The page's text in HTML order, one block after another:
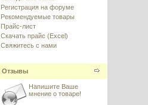
Регистрация на форуме
Рекомендуемые товары
Прайс-лист
Скачать прайс (Excel)
Свяжитесь с нами
Отзывы
Напишите Ваше
мнение о товаре!